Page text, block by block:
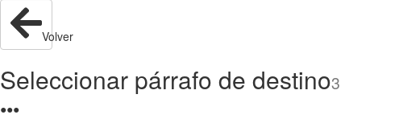
Volver
Seleccionar párrafo de destino3
●●●